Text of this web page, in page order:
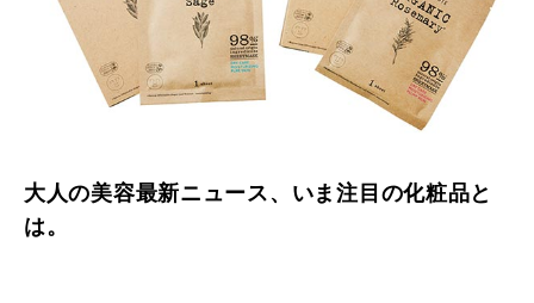
大人の美容最新ニュース、いま注目の化粧品と
は。